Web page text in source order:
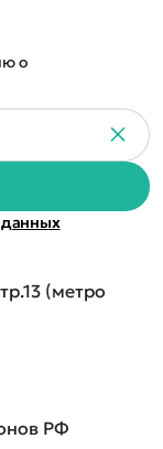
(метро
РФ
о
данных